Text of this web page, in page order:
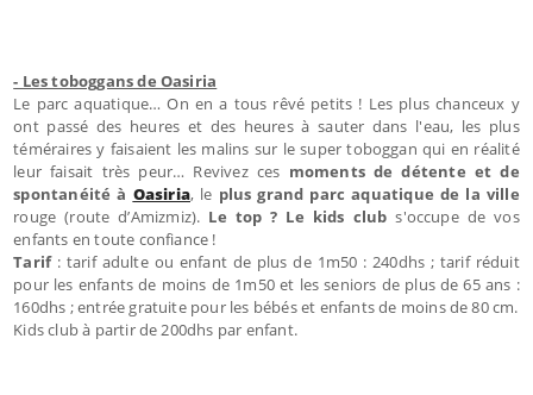
- Les toboggans de Oasiria
Le parc aquatique… On en a tous rêvé petits ! Les plus chanceux y
ont passé des heures et des heures à sauter dans l'eau, les plus
téméraires y faisaient les malins sur le super toboggan qui en réalité
leur faisait très peur… Revivez ces moments de détente et de
spontanéité à Oasiria, le plus grand parc aquatique de la ville
rouge (route d’Amizmiz). Le top ? Le kids club s'occupe de vos
enfants en toute confiance !
Tarif : tarif adulte ou enfant de plus de 1m50 : 240dhs ; tarif réduit
pour les enfants de moins de 1m50 et les seniors de plus de 65 ans :
160dhs ; entrée gratuite pour les bébés et enfants de moins de 80 cm.
Kids club à partir de 200dhs par enfant.